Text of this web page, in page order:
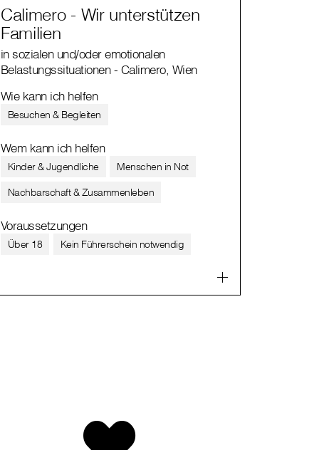
Calimero - Wir unterstützen
Familien
in sozialen und/oder emotionalen
Belastungssituationen - Calimero, Wien
Wie kann ich helfen
Besuchen & Begleiten
Wem kann ich helfen
Kinder & Jugendliche
Menschen in Not
Nachbarschaft & Zusammenleben
Voraussetzungen
Über 18 Kein Führerschein notwendig